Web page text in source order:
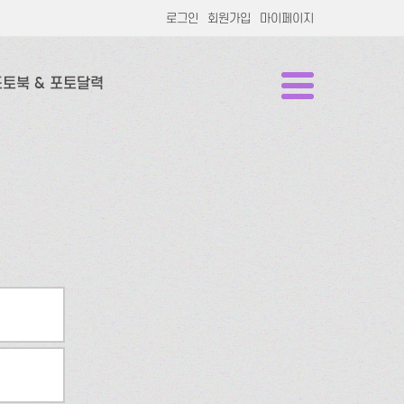
로그인 회원가입 마이페이지
북 & 포토달력